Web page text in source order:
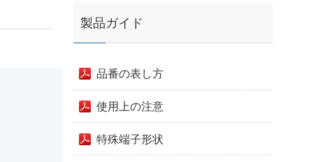
製品ガイド
品番の表し方
使用上の注意
特殊端子形状